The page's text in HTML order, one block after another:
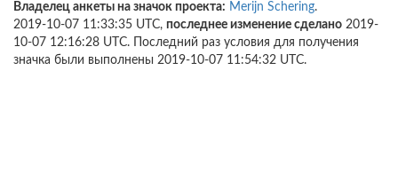
Владелец анкеты на значок проекта: Merijn Schering.
2019-10-07 11:33:35 UTC, последнее изменение сделано 2019-
10-07 12:16:28 UTC. Последний раз условия для получения
значка были выполнены 2019-10-07 11:54:32 UTC.